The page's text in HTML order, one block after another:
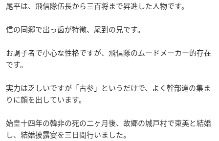
尾平は、飛信隊伍長から三百将まで昇進した人物です。
信の同郷で出っ歯が特徴、尾到の兄です。
お調子者で小心な性格ですが、飛信隊のムードメーカー的存在
です。
実力は乏しいですが「古参」というだけで、よく幹部達の集ま
りに顔を出しています。
始皇十四年の韓非の死の二ヶ月後、故郷の城戸村で東美と結婚
し、結婚披露宴を三日間行いました。